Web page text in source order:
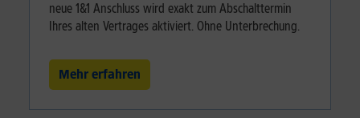
neue 1&1 Anschluss wird exakt zum Abschalttermin
Ihres alten Vertrages aktiviert. Ohne Unterbrechung.
Mehr erfahren